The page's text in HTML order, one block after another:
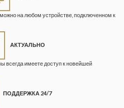
на любом устройстве, подключенном к
АКТУАЛЬНО
всегда имеете доступ к новейшей
ПОДДЕРЖКА 24/7
Горнопромышленные ведомости
Кузбасса. Информационный
безопасность»